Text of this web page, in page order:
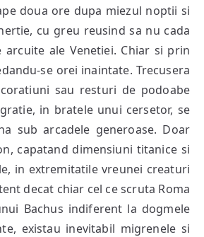
doua ore dupa miezul noptii si
cu greu reusind sa nu cada
ale Venetiei. Chiar si prin
se orei inaintate. Trecusera
sau resturi de podoabe
in bratele unui cersetor, se
sub arcadele generoase. Doar
capatand dimensiuni titanice si
in extremitatile vreunei creaturi
decat chiar cel ce scruta Roma
Bachus indiferent la dogmele
existau inevitabil migrenele si